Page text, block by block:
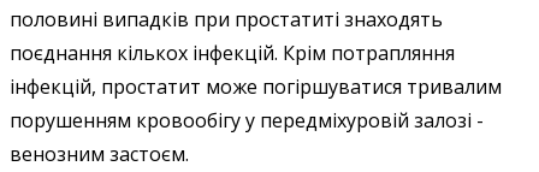
половині випадків при простатиті знаходять
поєднання кількох інфекцій. Крім потрапляння
інфекцій, простатит може погіршуватися тривалим
порушенням кровообігу у передміхуровій залозі -
венозним застоєм.